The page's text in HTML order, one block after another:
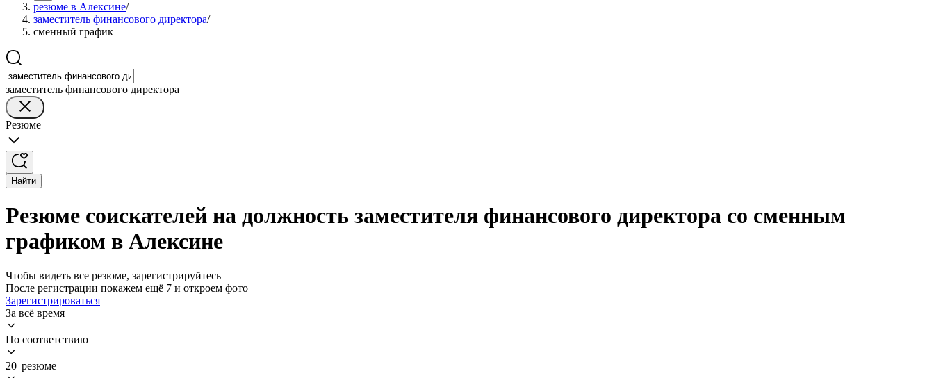
резюме в Алексине/
заместитель финансового директора/
сменный график
заместитель финансового директора
Резюме
Найти
Резюме соискателей на должность заместителя финансового директора со сменным
графиком в Алексине
Чтобы видеть все резюме, зарегистрируйтесь
После регистрации покажем ещё 7 и откроем фото
Зарегистрироваться
За всё время
По соответствию
20 резюме